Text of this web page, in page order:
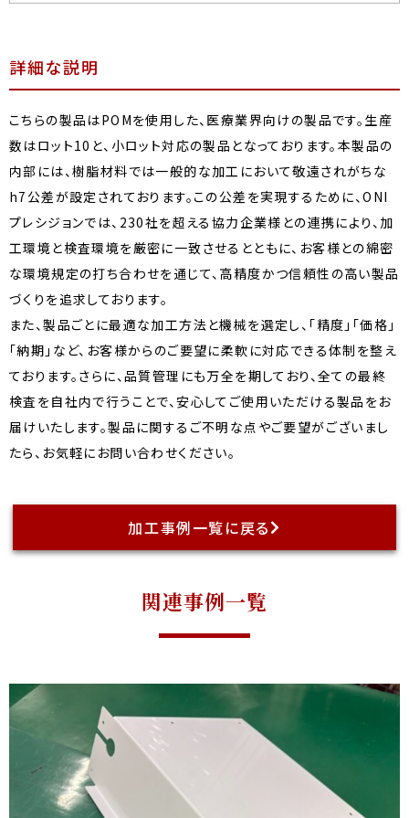
詳細な説明
こちらの製品はPOMを使用した、医療業界向けの製品です。生産
数はロット10と、小ロット対応の製品となっております。本製品の
内部には、樹脂材料では一般的な加工において敬遠されがちな
h7公差が設定されております。この公差を実現するために、ONI
プレシジョンでは、230社を超える協力企業様との連携により、加
工環境と検査環境を厳密に一致させるとともに、お客様との綿密
な環境規定の打ち合わせを通じて、高精度かつ信頼性の高い製品
づくりを追求しております。
また、製品ごとに最適な加工方法と機械を選定し、「精度」「価格」
「納期」など、お客様からのご要望に柔軟に対応できる体制を整え
ております。さらに、品質管理にも万全を期しており、全ての最終
検査を自社内で行うことで、安心してご使用いただける製品をお
届けいたします。製品に関するご不明な点やご要望がございまし
たら、お気軽にお問い合わせください。
加工事例一覧に戻る
関連事例一覧